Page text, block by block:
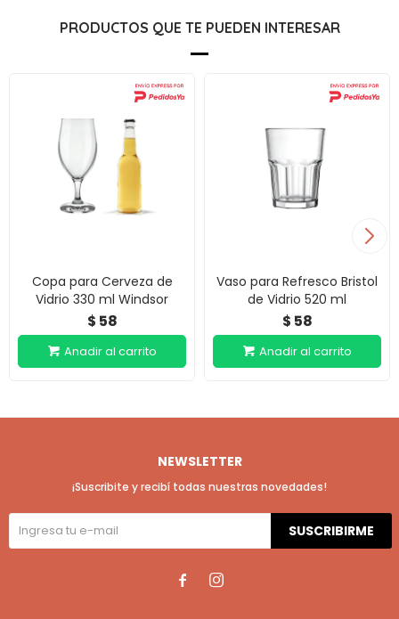
PRODUCTOS QUE TE PUEDEN INTERESAR
Copa para Cerveza de
Vidrio 330 ml Windsor
$ 58
Vaso para Refresco Bristol
de Vidrio 520 ml
$ 58
NEWSLETTER
¡Suscribite y recibí todas nuestras novedades!
SUSCRIBIRME
 